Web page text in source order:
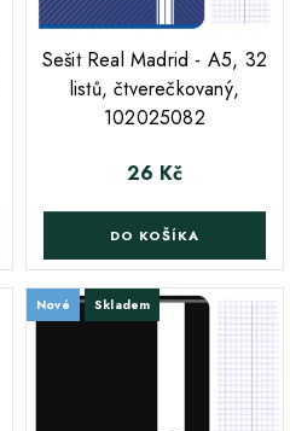
Sešit Real Madrid - A5, 32
listů, čtverečkovaný,
102025082
Cena
26 Kč
DO KOŠÍKA
Nové Skladem